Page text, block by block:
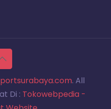
. All
Di : Tokowebpedia -